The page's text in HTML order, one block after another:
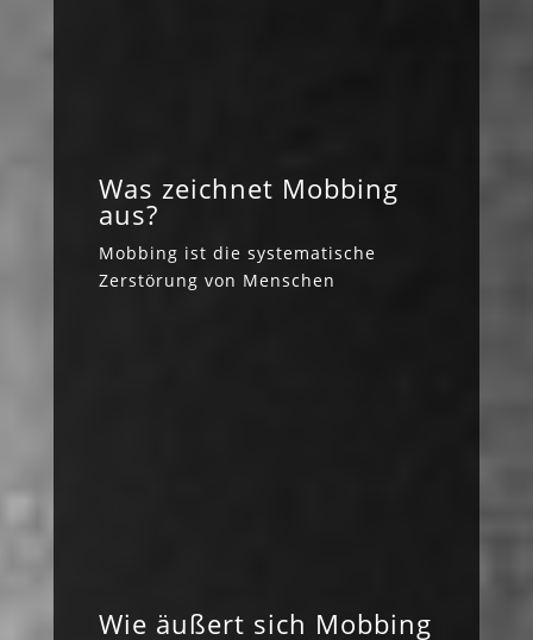
Was zeichnet Mobbing
aus?
Mobbing ist die systematische
Zerstörung von Menschen
Wie äußert sich Mobbing